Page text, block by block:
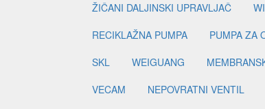
ŽIČANI DALJINSKI UPRAVLJAČ
RECIKLAŽNA PUMPA
PUMPA ZA
SKL
WEIGUANG
VECAM
NEPOVRATNI VENTIL